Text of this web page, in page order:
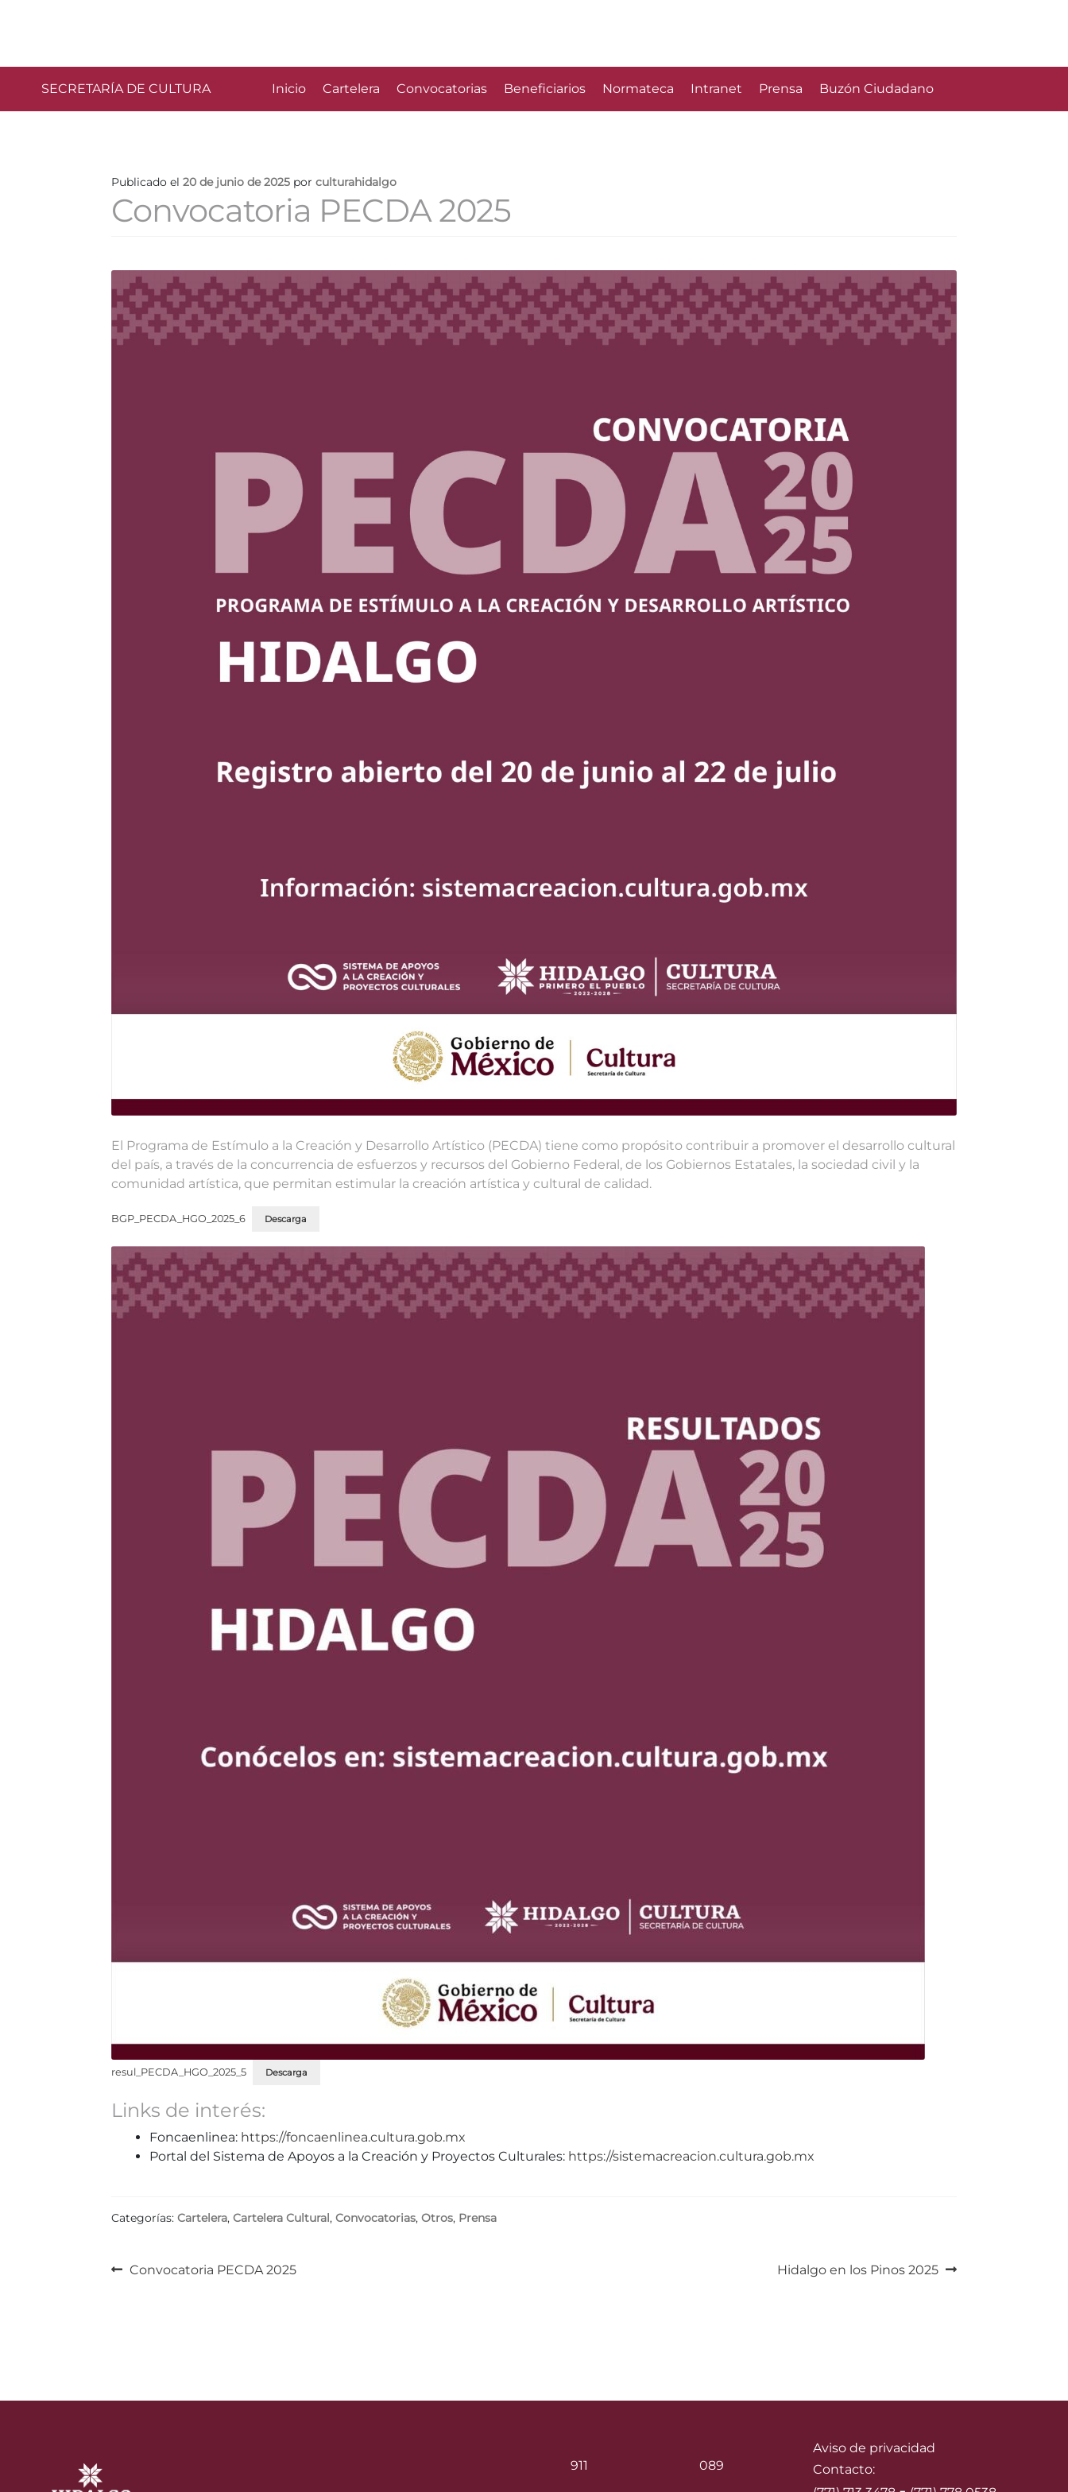
SECRETARÍA DE CULTURA Inicio Cartelera Convocatorias Beneficiarios Normateca Intranet Prensa Buzón Ciudadano
Publicado el20 de junio de 2025 porculturahidalgo
Convocatoria PECDA 2025
El Programa de Estímulo a la Creación y Desarrollo Artístico (PECDA) tiene como propósito contribuir a promover el desarrollo cultural
del país, a través de la concurrencia de esfuerzos y recursos del Gobierno Federal, de los Gobiernos Estatales, la sociedad civil y la
comunidad artística, que permitan estimular la creación artística y cultural de calidad.
BGP_PECDA_HGO_2025_6 Descarga
resul_PECDA_HGO_2025_5 Descarga
Links de interés:
Foncaenlinea: https://foncaenlinea.cultura.gob.mx
Portal del Sistema de Apoyos a la Creación y Proyectos Culturales: https://sistemacreacion.cultura.gob.mx
Categorías:Cartelera,Cartelera Cultural,Convocatorias,Otros, Prensa
Navegación
Anterior:
Convocatoria PECDA 2025 Siguiente:
Hidalgo en los Pinos 2025
911 089
Aviso de privacidad
Contacto: